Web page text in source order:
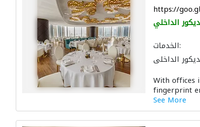
https://
الداخلي
الخدمات:
الداخلي
With offices
fingerprint
See More